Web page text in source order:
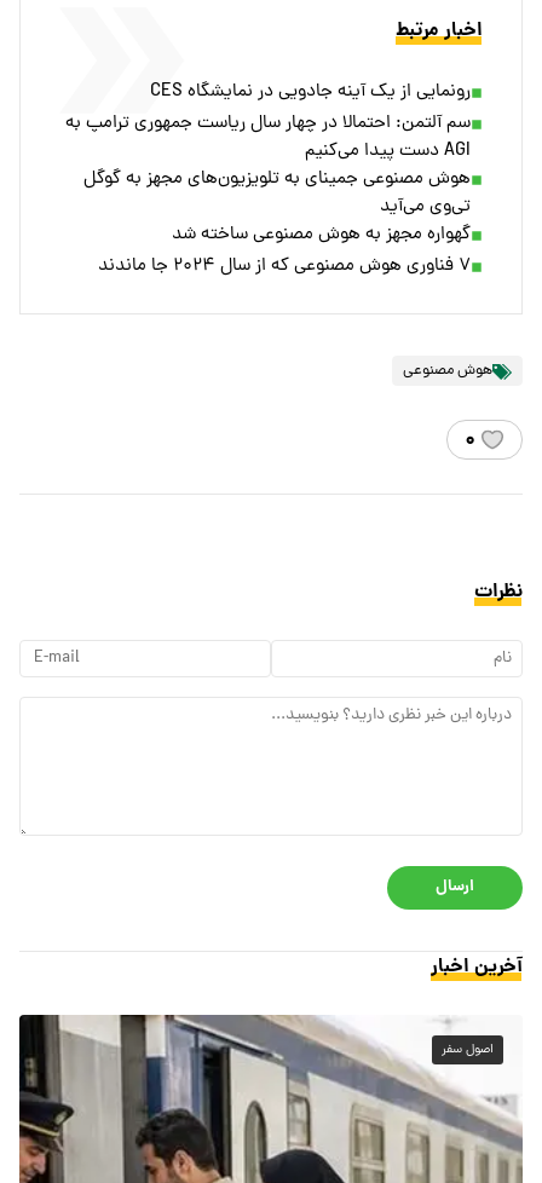
اخبار مرتبط
رونمایی از یک آینه جادویی در نمایشگاه CES
سم آلتمن: احتمالا در چهار سال ریاست جمهوری ترامپ به
AGI دست پیدا می‌کنیم
هوش مصنوعی جمینای به تلویزیون‌های مجهز به گوگل
تی‌وی می‌آید
گهواره مجهز به هوش مصنوعی ساخته شد
۷ فناوری هوش مصنوعی که از سال ۲۰۲۴ جا ماندند
هوش مصنوعی
۰
نظرات
ارسال
آخرین اخبار
اصول سفر